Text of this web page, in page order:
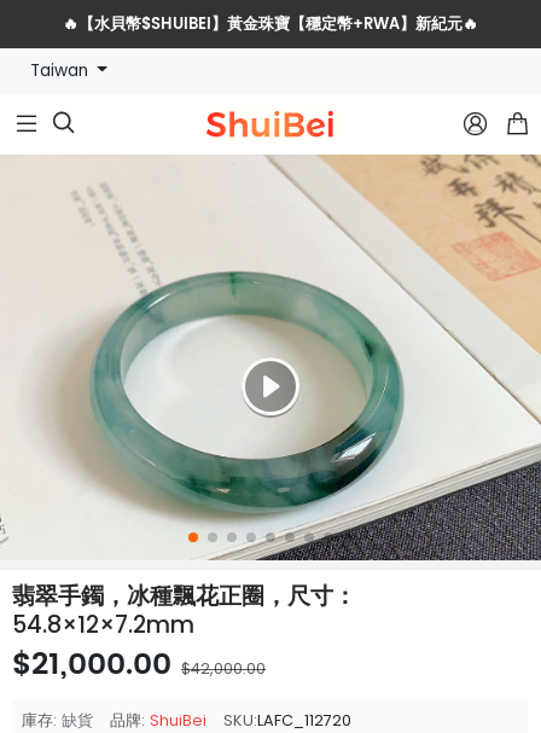
🔥【水貝幣$SHUIBEI】黃金珠寶【穩定幣+RWA】新紀元🔥
Taiwan
  
翡翠手鐲，冰種飄花正圈，尺寸：
54.8×12×7.2mm
$21,000.00 $42,000.00
庫存: 缺貨 品牌: ShuiBei SKU:LAFC_112720